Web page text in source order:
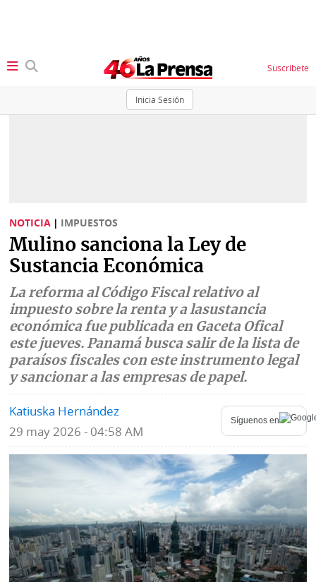
Inicia Sesión
Suscríbete
Sociedad
Judiciales
Economía
Mundo
Deportes
Tecnología
Ponle
la
Firma
Status
K
Vivir+
Opinión
Blogs
Fotografías
Videos
Fe
de
erratas
Historias
SERVICIOS
NOTICIA | IMPUESTOS
Mulino sanciona la Ley de
Sustancia Económica
La reforma al Código Fiscal relativo al
impuesto sobre la renta y a lasustancia
económica fue publicada en Gaceta Ofical
este jueves. Panamá busca salir de la lista de
paraísos fiscales con este instrumento legal
y sancionar a las empresas de papel.
Katiuska Hernández
29 may 2026 - 04:58 AM
Síguenos en